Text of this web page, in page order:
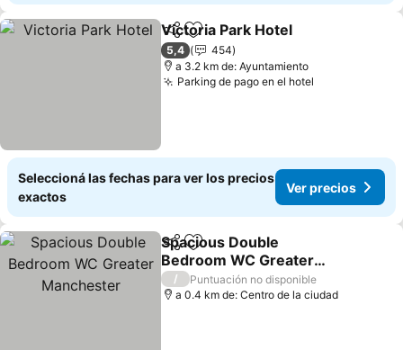
CompartirAñadir a favoritos
Victoria Park Hotel
5,4
454
a 3.2 km de: Ayuntamiento
Parking de pago en el hotel
Seleccioná las fechas para ver los precios
exactos
Ver precios
CompartirAñadir a favoritos
Spacious Double
Bedroom WC Greater
Manchester
/
Puntuación no disponible
a 0.4 km de: Centro de la ciudad